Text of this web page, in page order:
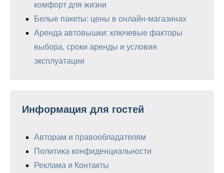
комфорт для жизни
Белые пакеты: цены в онлайн-магазинах
Аренда автовышки: ключевые факторы
выбора, сроки аренды и условия
эксплуатации
Информация для гостей
Авторам и правообладателям
Политика конфиденциальности
Реклама и Контакты